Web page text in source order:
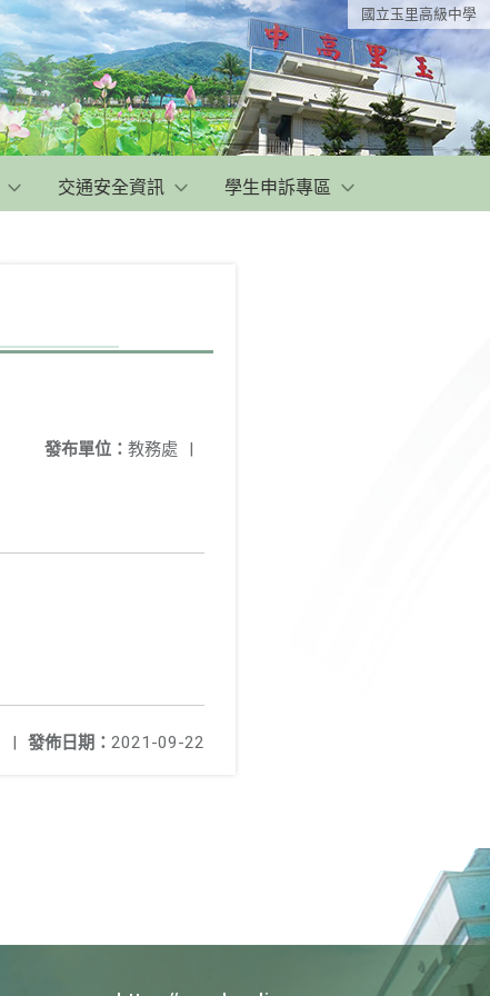
國立玉里高級中學
交通安全資訊 學生申訴專區
發布單位： 教務處 |
發佈日期： 2021-09-22
|